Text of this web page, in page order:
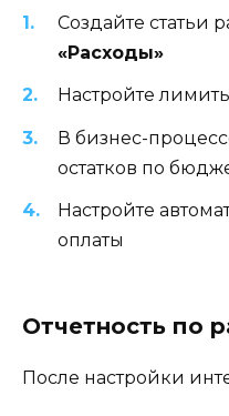
Создайте статьи
«Расходы»
Настройте
В бизнес-
остатков по
Настройте
оплаты
Отчетность по
После настройки